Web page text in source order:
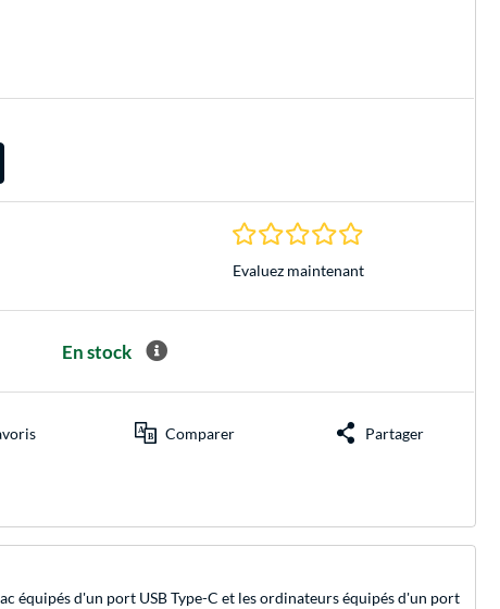
0.0 Étoiles à 0
Evaluez maintenant
En stock
Comparer Partager
équipés d'un port USB Type-C et les ordinateurs équipés d'un port